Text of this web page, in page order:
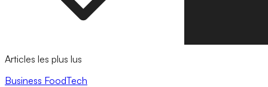
Articles les plus lus
Business FoodTech